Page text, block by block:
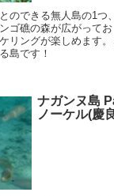
のできる無人島の1つ
ゴ礁の森が広がって
リングが楽しめます
島です！
ナガンヌ島
ノーケル(慶